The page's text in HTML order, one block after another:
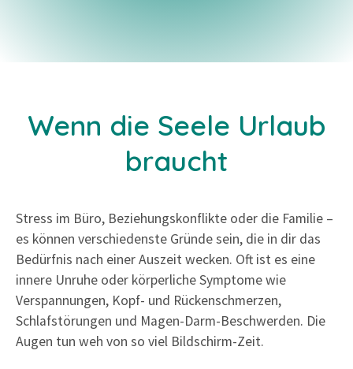
Wenn die Seele Urlaub
braucht
Stress im Büro, Beziehungskonflikte oder die Familie –
es können verschiedenste Gründe sein, die in dir das
Bedürfnis nach einer Auszeit wecken. Oft ist es eine
innere Unruhe oder körperliche Symptome wie
Verspannungen, Kopf- und Rückenschmerzen,
Schlafstörungen und Magen-Darm-Beschwerden. Die
Augen tun weh von so viel Bildschirm-Zeit.